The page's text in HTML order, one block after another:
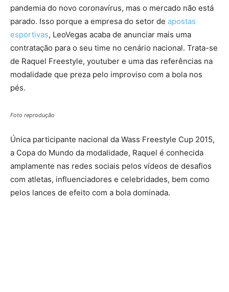
pandemia do novo coronavírus, mas o mercado não está
parado. Isso porque a empresa do setor de apostas
esportivas, LeoVegas acaba de anunciar mais uma
contratação para o seu time no cenário nacional. Trata-se
de Raquel Freestyle, youtuber e uma das referências na
modalidade que preza pelo improviso com a bola nos
pés.
Foto reprodução
Única participante nacional da Wass Freestyle Cup 2015,
a Copa do Mundo da modalidade, Raquel é conhecida
amplamente nas redes sociais pelos vídeos de desafios
com atletas, influenciadores e celebridades, bem como
pelos lances de efeito com a bola dominada.